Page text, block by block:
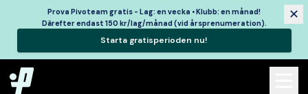
Prova Pivoteam gratis - Lag: en vecka • Klubb: en månad!
Därefter endast 150 kr/lag/månad (vid årsprenumeration).
Starta gratisperioden nu!
✕
menu